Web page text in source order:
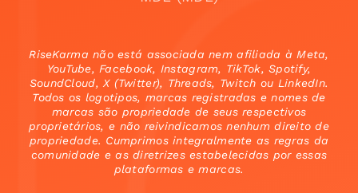
RiseKarma não está associada nem afiliada à Meta,
YouTube, Facebook, Instagram, TikTok, Spotify,
SoundCloud, X (Twitter), Threads, Twitch ou LinkedIn.
Todos os logotipos, marcas registradas e nomes de
marcas são propriedade de seus respectivos
proprietários, e não reivindicamos nenhum direito de
propriedade. Cumprimos integralmente as regras da
comunidade e as diretrizes estabelecidas por essas
plataformas e marcas.